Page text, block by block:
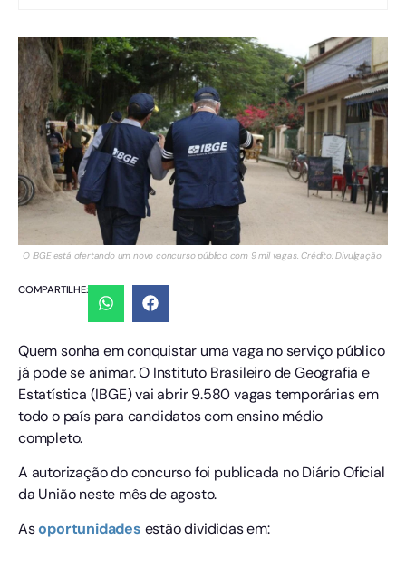
O IBGE está ofertando um novo concurso público com 9 mil vagas. Crédito: Divulgação
COMPARTILHE:
Quem sonha em conquistar uma vaga no serviço público
já pode se animar. O Instituto Brasileiro de Geografia e
Estatística (IBGE) vai abrir 9.580 vagas temporárias em
todo o país para candidatos com ensino médio
completo.
A autorização do concurso foi publicada no Diário Oficial
da União neste mês de agosto.
Asoportunidades estão divididas em: